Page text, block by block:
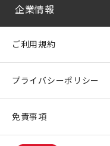
企業情報
ご利用規約
プライバシーポリシー
免責事項